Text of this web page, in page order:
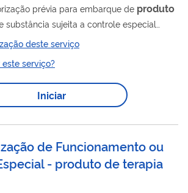
prévia para embarque de produto
substância sujeita a controle especial
fabricação deproduto
deste serviço
serviço?
Iniciar
de Funcionamento ou
- produto de terapia